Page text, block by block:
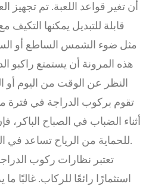
أن تغير قواعد اللعبة. تم تجهيز
قابلة للتبديل يمكنها
مثل ضوء الشمس الساطع أو
هذه المرونة أن يستمتع راكبو
النظر عن الوقت من اليوم
تقوم بركوب الدراجة في فترة
أثناء الضباب في الصباح
للحماية من الرياح تساعد في الحفاظ على الرؤية والراحة.
تعتبر نظارات ركوب
استثمارًا رائعًا للركاب. غالبًا